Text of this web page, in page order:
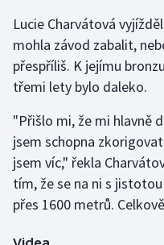
Lucie Charvátová
mohla závod zabalit,
přespříliš. K jejímu
třemi lety bylo daleko.
"Přišlo mi, že mi hlavně
jsem schopna
jsem víc," řekla
tím, že se na ni s
přes 1600 metrů.